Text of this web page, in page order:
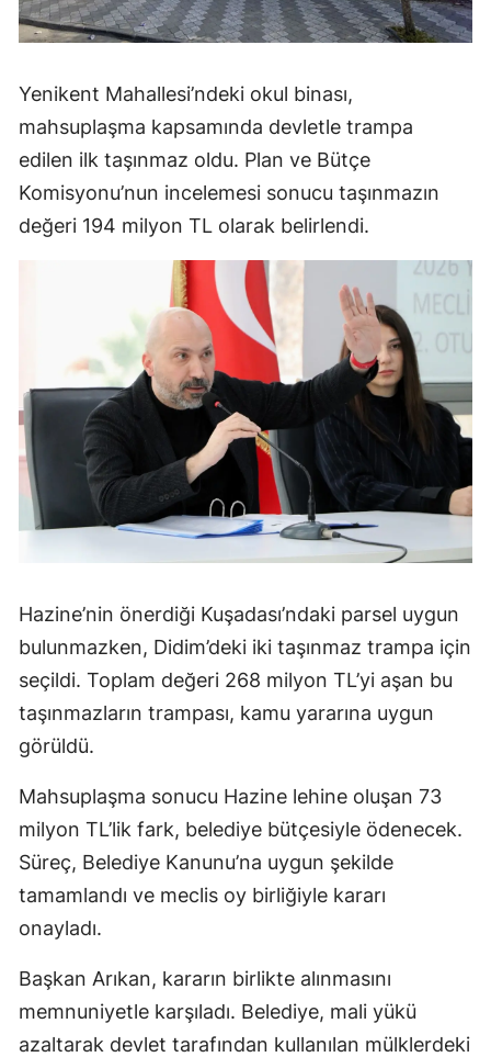
Yenikent Mahallesi’ndeki okul binası,
mahsuplaşma kapsamında devletle trampa
edilen ilk taşınmaz oldu. Plan ve Bütçe
Komisyonu’nun incelemesi sonucu taşınmazın
değeri 194 milyon TL olarak belirlendi.
Hazine’nin önerdiği Kuşadası’ndaki parsel uygun
bulunmazken, Didim’deki iki taşınmaz trampa için
seçildi. Toplam değeri 268 milyon TL’yi aşan bu
taşınmazların trampası, kamu yararına uygun
görüldü.
Mahsuplaşma sonucu Hazine lehine oluşan 73
milyon TL’lik fark, belediye bütçesiyle ödenecek.
Süreç, Belediye Kanunu’na uygun şekilde
tamamlandı ve meclis oy birliğiyle kararı
onayladı.
Başkan Arıkan, kararın birlikte alınmasını
memnuniyetle karşıladı. Belediye, mali yükü
azaltarak devlet tarafından kullanılan mülklerdeki